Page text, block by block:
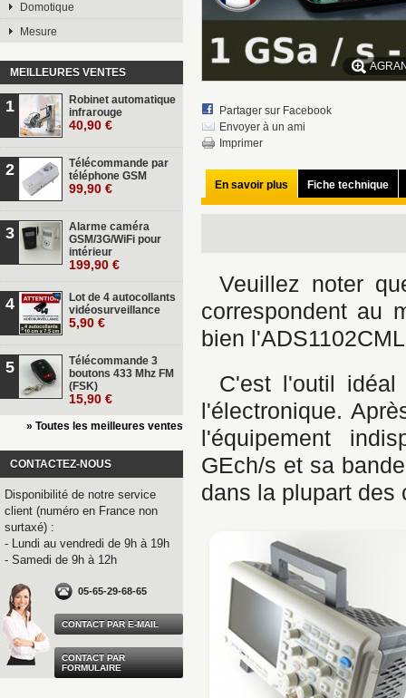
Domotique
Mesure
MEILLEURES VENTES
1
Robinet automatique
infrarouge
40,90 €
2
Télécommande par
téléphone GSM
99,90 €
3
Alarme caméra
GSM/3G/WiFi pour
intérieur
199,90 €
4
Lot de 4 autocollants
vidéosurveillance
5,90 €
5
Télécommande 3
boutons 433 Mhz FM
(FSK)
15,90 €
» Toutes les meilleures ventes
CONTACTEZ-NOUS
Disponibilité de notre service
client (numéro en France non
surtaxé) :
- Lundi au vendredi de 9h à 19h
- Samedi de 9h à 12h
05-65-29-68-65
CONTACT PAR E-MAIL
CONTACT PAR
FORMULAIRE
Partager sur Facebook
Envoyer à un ami
Imprimer
En savoir plus Fiche technique
Veuillez noter
correspondent au
bien
C'est l'outil idéal
l'électronique.
l'équipement
GEch/s et sa
dans la plupart des